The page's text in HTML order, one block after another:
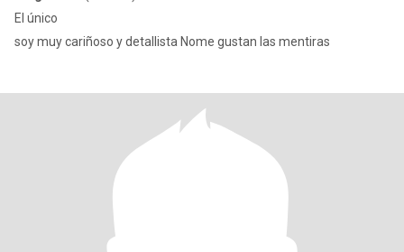
El único
soy muy cariñoso y detallista Nome gustan las mentiras